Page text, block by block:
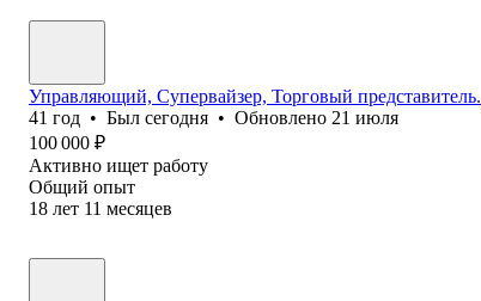
Управляющий, Супервайзер, Торговый представитель.
41 год • Был сегодня • Обновлено 21 июля
100 000 ₽
Активно ищет работу
Общий опыт
18 лет 11 месяцев